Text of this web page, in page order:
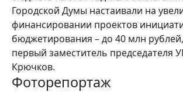
Городской Думы настаивали на
финансировании проектов
бюджетирования – до 40 млн рублей,
первый заместитель председателя
Крючков.
Фоторепортаж